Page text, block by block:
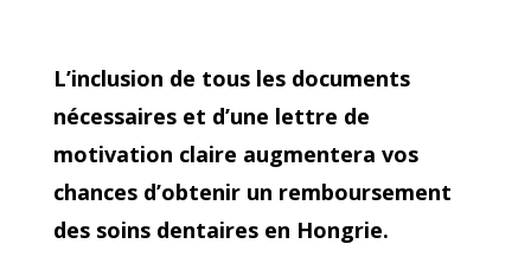
L’inclusion de tous les documents
nécessaires et d’une lettre de
motivation claire augmentera vos
chances d’obtenir un remboursement
des soins dentaires en Hongrie.